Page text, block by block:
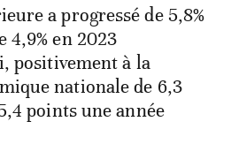
a progressé de 5,8%
4,9% en 2023
positivement à la
nationale de 6,3
points une année